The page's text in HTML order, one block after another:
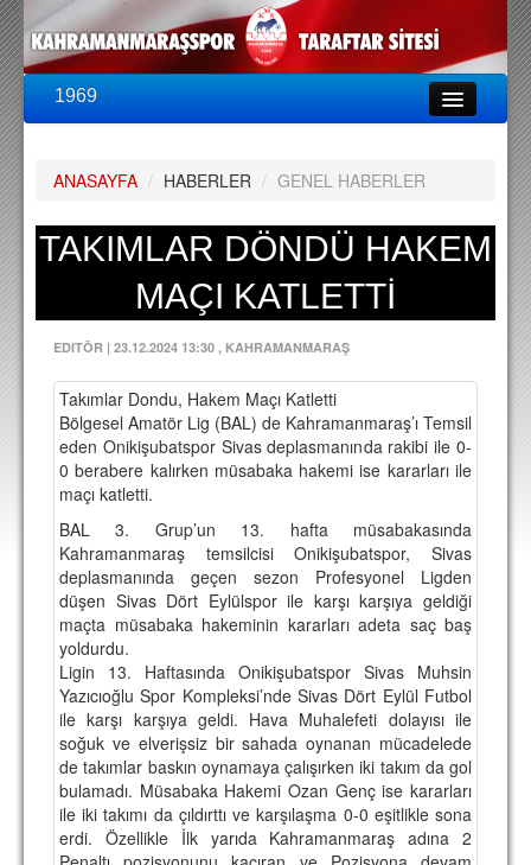
1969
PUAN DURUMU
FİKSTÜR
A TAKIM KADROSU
TEKNİK KADRO
TRANSFERLER
TARAFTAR
BİLETLER
DEPLASMAN
LİSANSLI ÜRÜNLER
MULTİMEDYA
FOTOĞRAF & VİDEOLAR
MARŞ & TEZAHÜRATLAR
KULÜP
AMBLEM
SPOR TESİSLERİ
ANASAYFA / HABERLER / GENEL HABERLER
TAKIMLAR DÖNDÜ HAKEM
MAÇI KATLETTİ
EDITÖR | 23.12.2024 13:30 , KAHRAMANMARAŞ
Takımlar Dondu, Hakem Maçı Katletti
Bölgesel Amatör Lig (BAL) de Kahramanmaraş’ı Temsil
eden Onikişubatspor Sivas deplasmanında rakibi ile 0-
0 berabere kalırken müsabaka hakemi ise kararları ile
maçı katletti.
BAL 3. Grup’un 13. hafta müsabakasında
Kahramanmaraş temsilcisi Onikişubatspor, Sivas
deplasmanında geçen sezon Profesyonel Ligden
düşen Sivas Dört Eylülspor ile karşı karşıya geldiği
maçta müsabaka hakeminin kararları adeta saç baş
yoldurdu.
Ligin 13. Haftasında Onikişubatspor Sivas Muhsin
Yazıcıoğlu Spor Kompleksi’nde Sivas Dört Eylül Futbol
ile karşı karşıya geldi. Hava Muhalefeti dolayısı ile
soğuk ve elverişsiz bir sahada oynanan mücadelede
de takımlar baskın oynamaya çalışırken iki takım da gol
bulamadı. Müsabaka Hakemi Ozan Genç ise kararları
ile iki takımı da çıldırttı ve karşılaşma 0-0 eşitlikle sona
erdi. Özellikle İlk yarıda Kahramanmaraş adına 2